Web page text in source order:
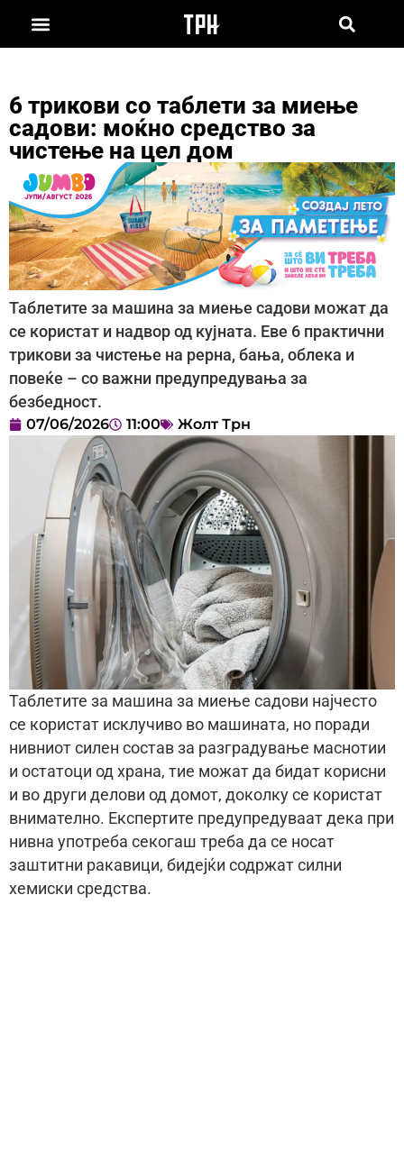
6 трикови со таблети за миење
садови: моќно средство за
чистење на цел дом
Таблетите за машина за миење садови можат да
се користат и надвор од кујната. Еве 6 практични
трикови за чистење на рерна, бања, облека и
повеќе – со важни предупредувања за
безбедност.
07/06/2026 11:00 Жолт Трн
Таблетите за машина за миење садови најчесто
се користат исклучиво во машината, но поради
нивниот силен состав за разградување маснотии
и остатоци од храна, тие можат да бидат корисни
и во други делови од домот, доколку се користат
внимателно. Експертите предупредуваат дека при
нивна употреба секогаш треба да се носат
заштитни ракавици, бидејќи содржат силни
хемиски средства.